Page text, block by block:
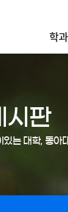
학
시판
있는 대학, 동아